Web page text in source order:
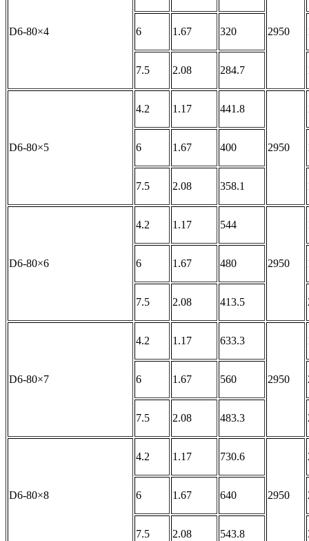
D6-80×4 2950
6 1.67 320
7.5 2.08 284.7
D6-80×5
4.2 1.17 441.8
2950
6 1.67 400
7.5 2.08 358.1
D6-80×6
4.2 1.17 544
2950
6 1.67 480
7.5 2.08 413.5
D6-80×7
4.2 1.17 633.3
2950
6 1.67 560
7.5 2.08 483.3
D6-80×8
4.2 1.17 730.6
2950
6 1.67 640
7.5 2.08 543.8